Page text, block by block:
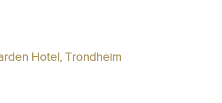
Hotel, Trondheim